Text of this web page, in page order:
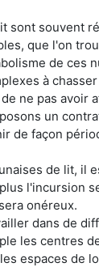
sont souvent
que l'on
de ces
à
ne pas avoir
un
de façon
de lit, il
l'incursion
onéreux.
dans de
les centres
espaces de